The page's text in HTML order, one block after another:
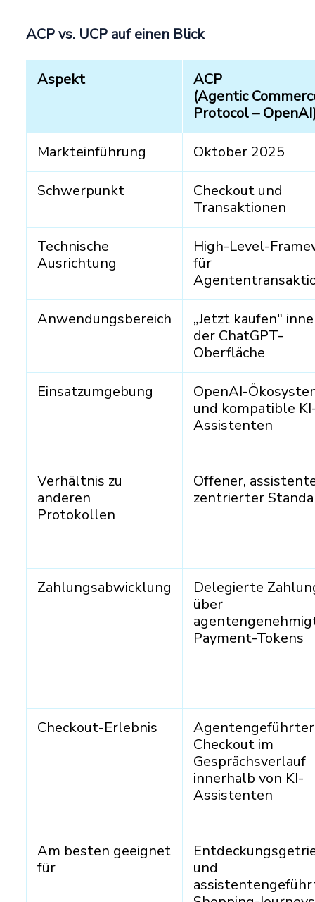
ACP vs. UCP auf einen Blick
Aspekt
ACP
(Agentic
Protocol –
Markteinführung Oktober 2025
Schwerpunkt
Checkout und
Transaktionen
Technische
Ausrichtung
High-Level-
für
Anwendungsbereich
„Jetzt kaufen"
der ChatGPT-
Oberfläche
Einsatzumgebung
OpenAI-
und kompatible
Assistenten
Verhältnis zu
anderen
Protokollen
Offener,
zentrierter
Zahlungsabwicklung
Delegierte
über
Payment-Tokens
Checkout-Erlebnis
Agentengeführter
Checkout im
Gesprächsverlauf
innerhalb von KI-
Assistenten
Am besten geeignet
für
und